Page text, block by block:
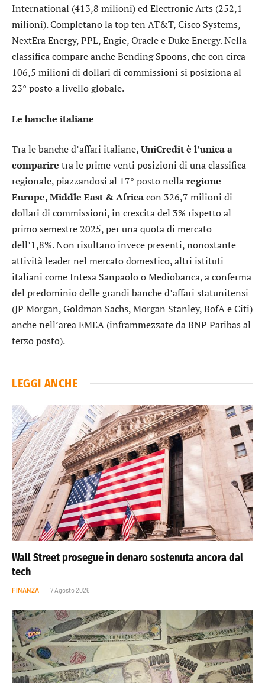
International (413,8 milioni) edElectronic Arts (252,1
milioni). Completano la top ten AT&T,Cisco Systems,
NextEra Energy,PPL,Engie,OracleeDuke Energy. Nella
classifica compare ancheBending Spoons, che con circa
106,5 milioni di dollari di commissioni si posiziona al
23° posto a livello globale.
Le banche italiane
Tra le banche d’affari italiane,UniCreditè l’unica a
comparire tra le prime venti posizioni di una classifica
regionale, piazzandosi al 17° posto nellaregione
Europe, Middle East & Africacon 326,7 milioni di
dollari di commissioni, in crescita del 3% rispetto al
primo semestre 2025, per una quota di mercato
dell’1,8%. Non risultano invece presenti, nonostante
attività leader nel mercato domestico, altri istituti
italiani comeIntesa SanpaolooMediobanca, a conferma
del predominio delle grandi banche d’affari statunitensi
(JP Morgan, Goldman Sachs, Morgan Stanley, BofA e Citi)
anche nell’area EMEA (inframmezzate daBNP Paribas al
terzo posto).
LEGGI ANCHE
Wall Street prosegue in denaro sostenuta ancora dal
tech
FINANZA 7 Agosto 2026